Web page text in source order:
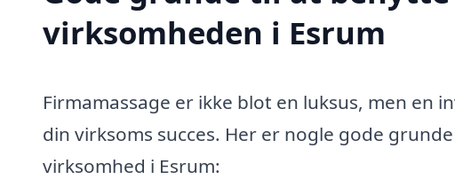
virksomheden i Esrum
Firmamassage er ikke blot en luksus, men en
din virksoms succes. Her er nogle gode
virksomhed i Esrum: